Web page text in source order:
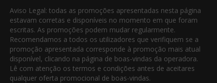
Aviso Legal: todas as promoções apresentadas nesta página
estavam corretas e disponíveis no momento em que foram
escritas. As promoções podem mudar regularmente.
Recomendamos a todos os utilizadores que verifiquem se a
promoção apresentada corresponde à promoção mais atual
disponível, clicando na página de boas-vindas da operadora.
Lê com atenção os termos e condições antes de aceitares
qualquer oferta promocional de boas-vindas.